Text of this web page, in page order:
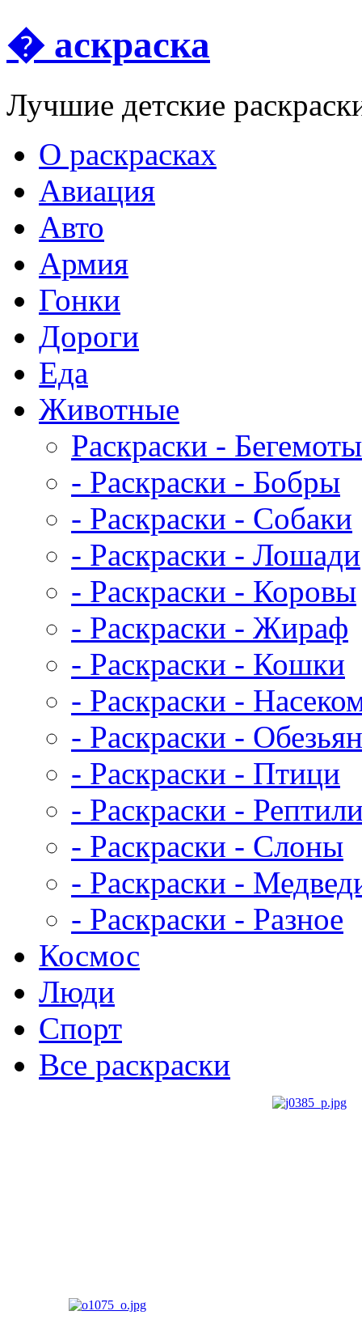
� аскраска
Лучшие детские
О раскрасках
Авиация
Авто
Армия
Гонки
Дороги
Еда
Животныe
Раскраски - Бегемоты
- Раскраски - Бобры
- Раскраски - Собаки
- Раскраски - Лошади
- Раскраски - Коровы
- Раскраски - Жираф
- Раскраски - Кошки
- Раскраски -
- Раскраски -
- Раскраски - Птици
- Раскраски -
- Раскраски - Слоны
- Раскраски -
- Раскраски - Разное
Космос
Люди
Спорт
Все раскраски